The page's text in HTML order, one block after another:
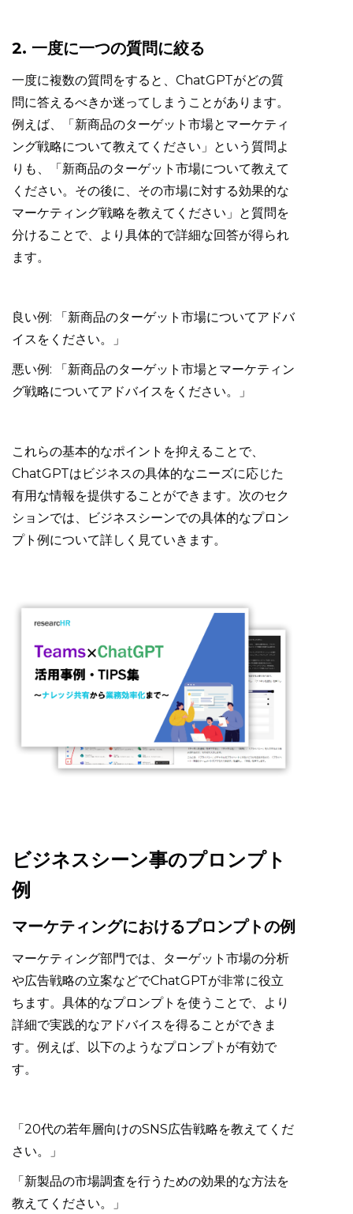
2. 一度に一つの質問に絞る
一度に複数の質問をすると、ChatGPTがどの質
問に答えるべきか迷ってしまうことがあります。
例えば、「新商品のターゲット市場とマーケティ
ング戦略について教えてください」という質問よ
りも、「新商品のターゲット市場について教えて
ください。その後に、その市場に対する効果的な
マーケティング戦略を教えてください」と質問を
分けることで、より具体的で詳細な回答が得られ
ます。
良い例: 「新商品のターゲット市場についてアドバ
イスをください。」
悪い例: 「新商品のターゲット市場とマーケティン
グ戦略についてアドバイスをください。」
これらの基本的なポイントを抑えることで、
ChatGPTはビジネスの具体的なニーズに応じた
有用な情報を提供することができます。次のセク
ションでは、ビジネスシーンでの具体的なプロン
プト例について詳しく見ていきます。
ビジネスシーン事のプロンプト
例
マーケティングにおけるプロンプトの例
マーケティング部門では、ターゲット市場の分析
や広告戦略の立案などでChatGPTが非常に役立
ちます。具体的なプロンプトを使うことで、より
詳細で実践的なアドバイスを得ることができま
す。例えば、以下のようなプロンプトが有効で
す。
「20代の若年層向けのSNS広告戦略を教えてくだ
さい。」
「新製品の市場調査を行うための効果的な方法を
教えてください。」